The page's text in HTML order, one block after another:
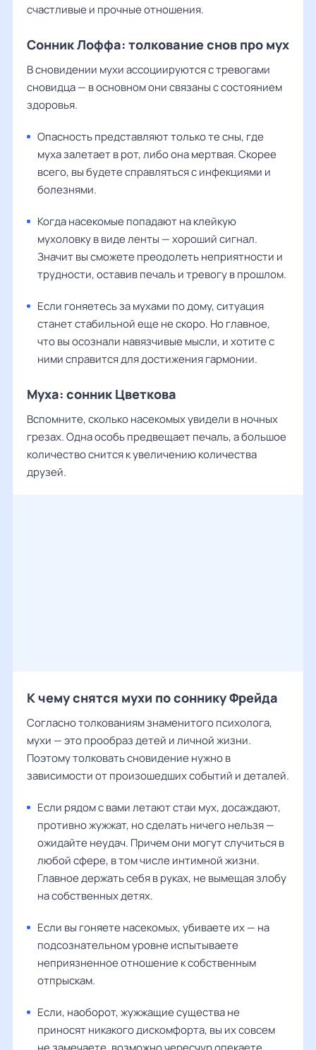
счастливые и прочные отношения.
Сонник Лоффа: толкование снов про мух
В сновидении мухи ассоциируются с тревогами
сновидца — в основном они связаны с состоянием
здоровья.
Опасность представляют только те сны, где
муха залетает в рот, либо она мертвая. Скорее
всего, вы будете справляться с инфекциями и
болезнями.
Когда насекомые попадают на клейкую
мухоловку в виде ленты — хороший сигнал.
Значит вы сможете преодолеть неприятности и
трудности, оставив печаль и тревогу в прошлом.
Если гоняетесь за мухами по дому, ситуация
станет стабильной еще не скоро. Но главное,
что вы осознали навязчивые мысли, и хотите с
ними справится для достижения гармонии.
Муха: сонник Цветкова
Вспомните, сколько насекомых увидели в ночных
грезах. Одна особь предвещает печаль, а большое
количество снится к увеличению количества
друзей.
К чему снятся мухи по соннику Фрейда
Согласно толкованиям знаменитого психолога,
мухи — это прообраз детей и личной жизни.
Поэтому толковать сновидение нужно в
зависимости от произошедших событий и деталей.
Если рядом с вами летают стаи мух, досаждают,
противно жужжат, но сделать ничего нельзя —
ожидайте неудач. Причем они могут случиться в
любой сфере, в том числе интимной жизни.
Главное держать себя в руках, не вымещая злобу
на собственных детях.
Если вы гоняете насекомых, убиваете их — на
подсознательном уровне испытываете
неприязненное отношение к собственным
отпрыскам.
Если, наоборот, жужжащие существа не
приносят никакого дискомфорта, вы их совсем